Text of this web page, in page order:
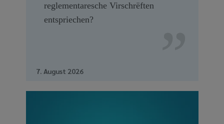
reglementaresche Virschrëften
entspriechen?
7. August 2026